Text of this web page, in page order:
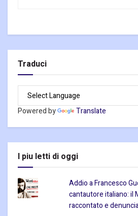
Traduci
Powered by Translate
I piu letti di oggi
Addio a Francesco
cantautore italiano: il
raccontato e